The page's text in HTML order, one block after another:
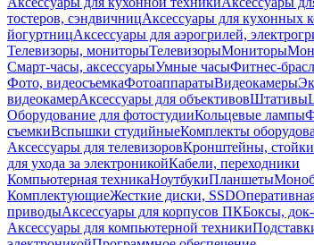
тостеров, сэндвичницАксессуары для кухонных
йогуртницАксессуары для аэрогрилей,
Телевизоры, мониторыТелевизорыМониторы
Смарт-часы, аксессуарыУмные часыФитнес-
Фото, видеосъемкаФотоаппаратыВидеокамеры
видеокамерАксессуары для объективовШтативы
Оборудование для фотостудииКольцевые лампы
съемкиВспышки студийныеКомплекты
Аксессуары для телевизоровКронштейны, стойки
для ухода за электроникойКабели, переходники
Компьютерная техникаНоутбукиПланшеты
КомплектующиеЖесткие диски, SSD
приводыАксессуары для корпусов ПКБоксы,
Аксессуары для компьютерной техники